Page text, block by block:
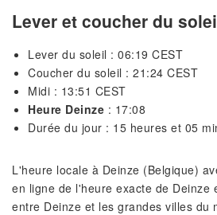
Lever et coucher du
Lever du soleil : 06:19 CEST
Coucher du soleil : 21:24 CEST
Midi : 13:51 CEST
Heure Deinze : 17:08
Durée du jour : 15 heures et 05
L'heure locale à Deinze (Belgique)
en ligne de l'heure exacte de Deinze
entre Deinze et les grandes villes du